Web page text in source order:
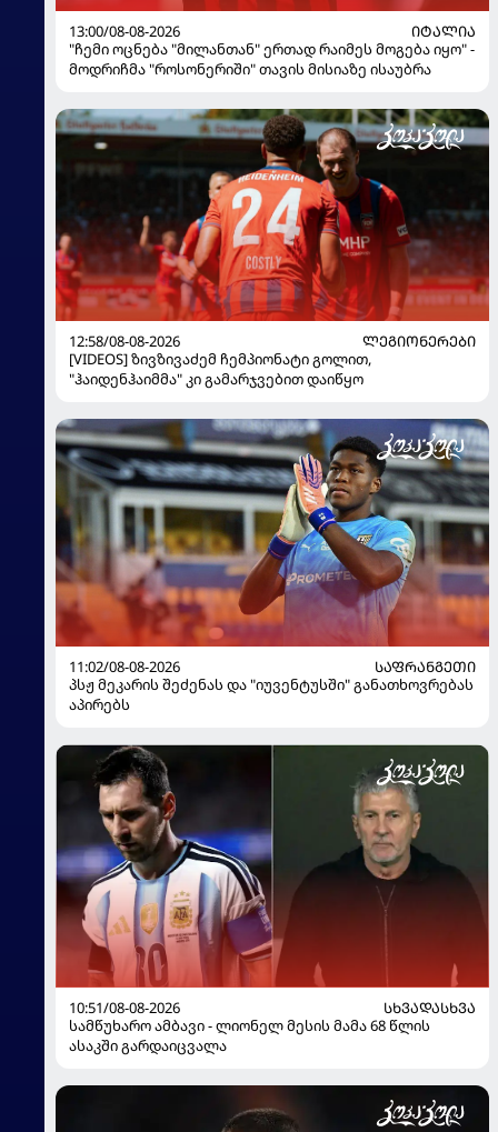
13:00/08-08-2026
ᲘᲢᲐᲚᲘᲐ
"ჩემი ოცნება "მილანთან" ერთად რაიმეს მოგება იყო" -
მოდრიჩმა "როსონერიში" თავის მისიაზე ისაუბრა
12:58/08-08-2026
ᲚᲔᲒᲘᲝᲜᲔᲠᲔᲑᲘ
[VIDEOS] ზივზივაძემ ჩემპიონატი გოლით,
"ჰაიდენჰაიმმა" კი გამარჯვებით დაიწყო
11:02/08-08-2026
ᲡᲐᲤᲠᲐᲜᲒᲔᲗᲘ
პსჟ მეკარის შეძენას და "იუვენტუსში" განათხოვრებას
აპირებს
10:51/08-08-2026
ᲡᲮᲕᲐᲓᲐᲡᲮᲕᲐ
სამწუხარო ამბავი - ლიონელ მესის მამა 68 წლის
ასაკში გარდაიცვალა